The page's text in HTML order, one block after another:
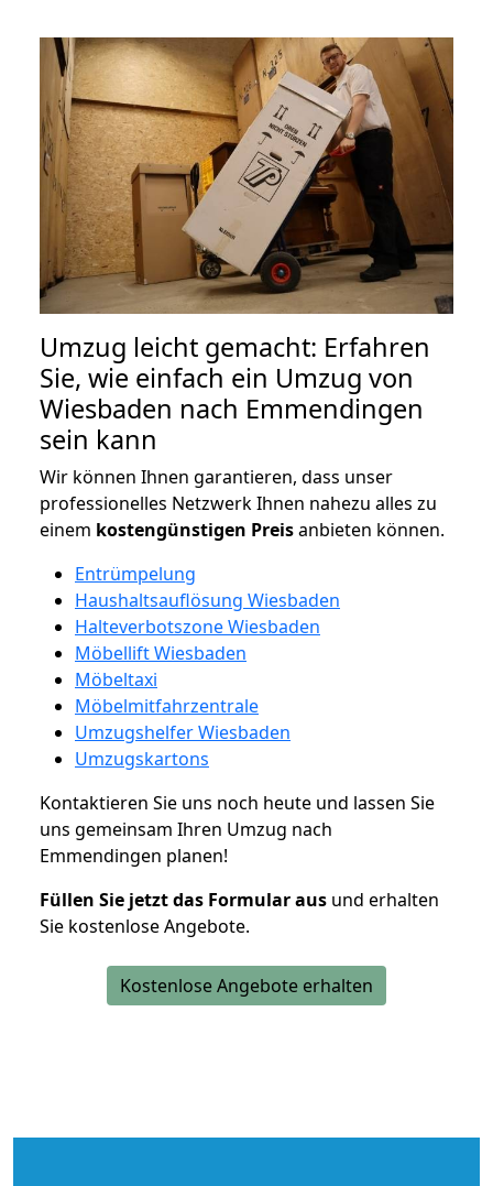
Umzug leicht gemacht: Erfahren
Sie, wie einfach ein Umzug von
Wiesbaden nach Emmendingen
sein kann
Wir können Ihnen garantieren, dass unser
professionelles Netzwerk Ihnen nahezu alles zu
einem kostengünstigen Preisanbieten können.
Entrümpelung
Haushaltsauflösung Wiesbaden
Halteverbotszone Wiesbaden
Möbellift Wiesbaden
Möbeltaxi
Möbelmitfahrzentrale
Umzugshelfer Wiesbaden
Umzugskartons
Kontaktieren Sie uns noch heute und lassen Sie
uns gemeinsam Ihren Umzug nach
Emmendingen planen!
Füllen Sie jetzt das Formular aus und erhalten
Sie kostenlose Angebote.
Kostenlose Angebote erhalten